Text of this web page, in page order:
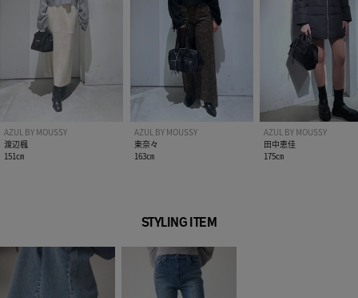
AZUL BY MOUSSY
渡辺楓
151㎝
AZUL BY MOUSSY
東奈々
163㎝
AZUL BY MOUSSY
田中恵佳
175㎝
STYLING ITEM